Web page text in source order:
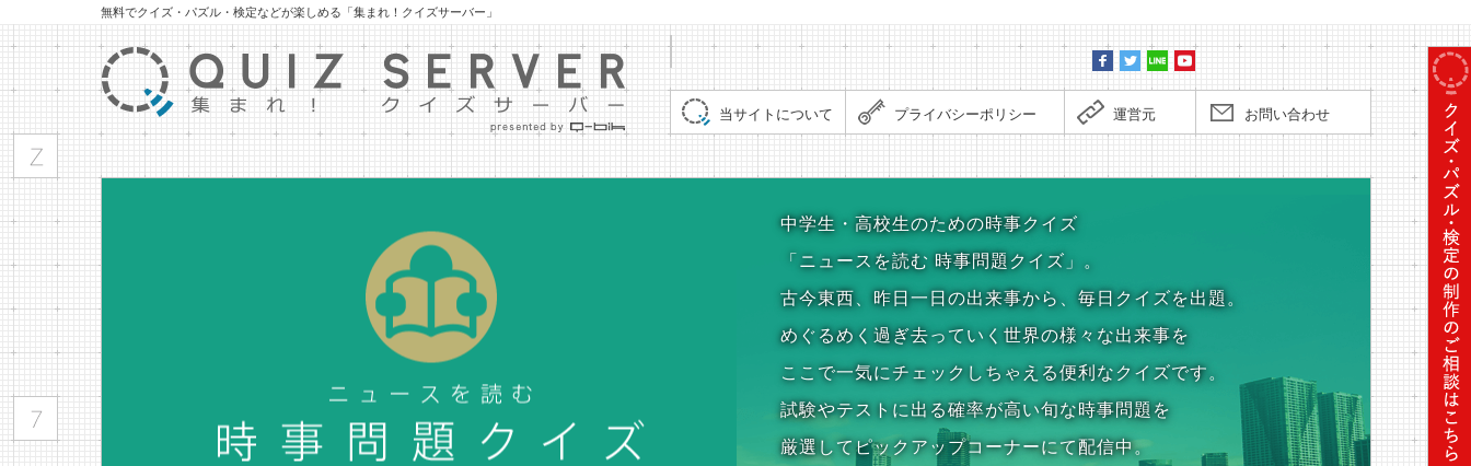
無料でクイズ・パズル・検定などが楽しめる「集まれ！クイズサーバー」
当サイトについて プライバシーポリシー 運営元 お問い合わせ
中学生・高校生のための時事クイズ
「ニュースを読む 時事問題クイズ」。
古今東西、昨日一日の出来事から、毎日クイズを出題。
めぐるめく過ぎ去っていく世界の様々な出来事を
ここで一気にチェックしちゃえる便利なクイズです。
試験やテストに出る確率が高い旬な時事問題を
厳選してピックアップコーナーにて配信中。